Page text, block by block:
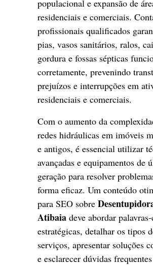
populacional e expansão de
residenciais e comerciais.
profissionais qualificados
pias, vasos sanitários, ralos,
gordura e fossas sépticas
corretamente, prevenindo
prejuízos e interrupções em
residenciais e comerciais.
Com o aumento da
redes hidráulicas em imóveis
e antigos, é essencial utilizar
avançadas e equipamentos de
geração para resolver
forma eficaz. Um conteúdo
para SEO sobre
Atibaia deve abordar
estratégicas, detalhar os tipos
serviços, apresentar soluções
e esclarecer dúvidas